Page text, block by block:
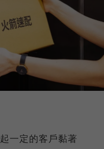
一定的客戶黏著